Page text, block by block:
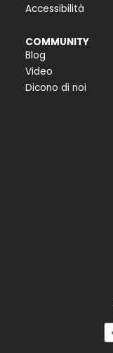
Accessibilità
COMMUNITY
Blog
Video
Dicono di noi